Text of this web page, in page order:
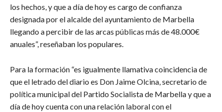
los hechos, y que a día de hoy es cargo de confianza
designada por el alcalde del ayuntamiento de Marbella
llegando a percibir de las arcas públicas más de 48.000€
anuales”, reseñaban los populares.
Para la formación “es igualmente llamativa coincidencia de
que el letrado del diario es Don Jaime Olcina, secretario de
política municipal del Partido Socialista de Marbella y que a
día de hoy cuenta con una relación laboral con el